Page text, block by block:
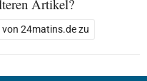
Artikel?
von 24matins.de zu